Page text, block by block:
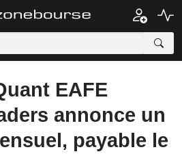
EAFE
annonce un
payable le